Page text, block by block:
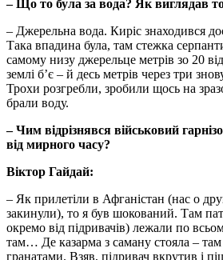
– Що то була за вода? Як виглядав
– Джерельна вода. Киріс знаходився
Така впадина була, там стежка
самому низу джерельце метрів зо 20
землі б’є ­– й десь метрів через три
Трохи розгребли, зробили щось на
брали воду.
– Чим відрізнявся військовий
від мирного часу?
Віктор Гайдай:
– Як прилетіли в Афганістан (нас о
закинули), то я був шокований. Там
окремо від підривачів) лежали по
там… Де казарма з саману стояла –
гранатами. Взяв, підривач вкрутив і